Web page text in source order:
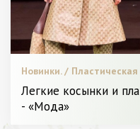
Новинки. /
Модные тенденции. /
Разное
Легкие косынки и
- «Мода»